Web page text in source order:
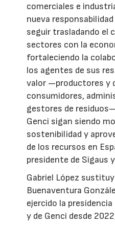
comerciales e
nueva
seguir trasladando el
sectores con la
fortaleciendo la
los agentes de sus
valor —productores y
consumidores,
gestores de
Genci sigan siendo
sostenibilidad y
de los recursos en
presidente de Sigaus
Gabriel López
Buenaventura
ejercido la
y de Genci desde